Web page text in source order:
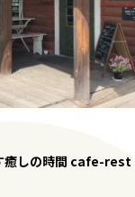
癒しの時間 cafe-rest